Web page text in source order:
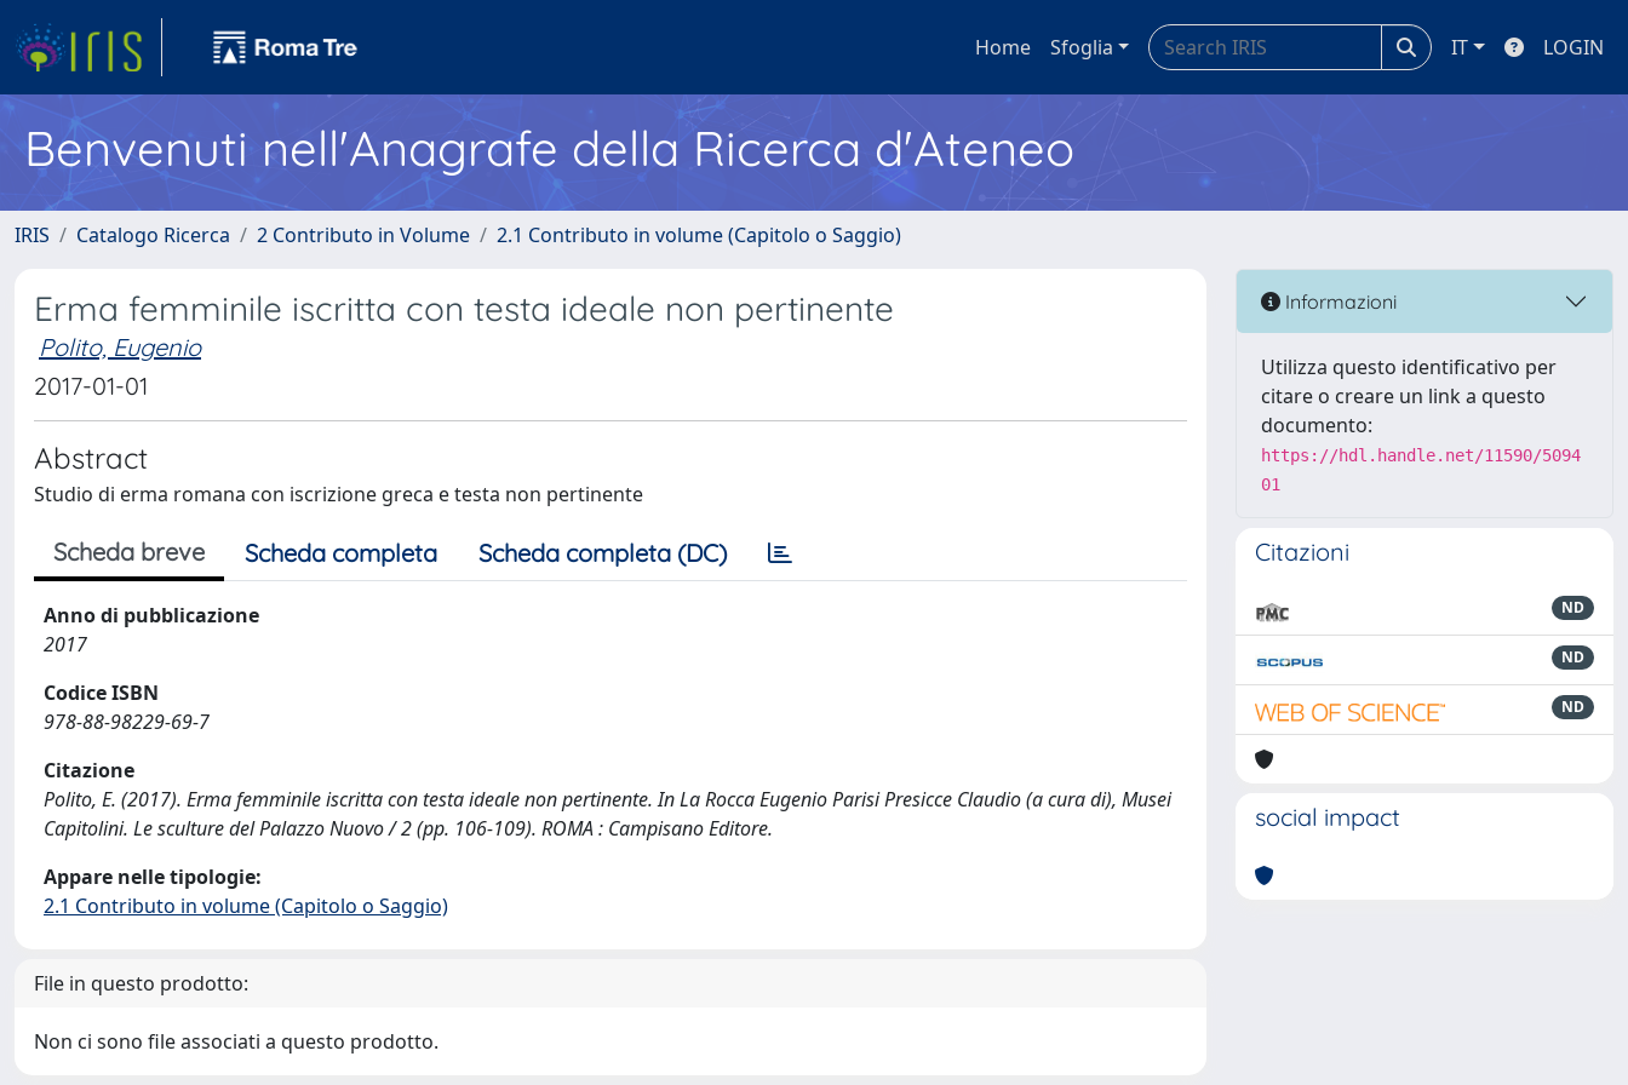
Home Sfoglia IT LOGIN
Benvenuti nell'Anagrafe della Ricerca d'Ateneo
IRIS Catalogo Ricerca 2 Contributo in Volume 2.1 Contributo in volume (Capitolo o Saggio)
Erma femminile iscritta con testa ideale non pertinente
Polito, Eugenio
2017-01-01
Abstract
Studio di erma romana con iscrizione greca e testa non pertinente
Scheda breve Scheda completa Scheda completa (DC)
Anno di pubblicazione
2017
Codice ISBN
978-88-98229-69-7
Citazione
Polito, E. (2017). Erma femminile iscritta con testa ideale non pertinente. In La Rocca Eugenio Parisi Presicce Claudio (a cura di), Musei
Capitolini. Le sculture del Palazzo Nuovo / 2 (pp. 106-109). ROMA : Campisano Editore.
Appare nelle tipologie:
2.1 Contributo in volume (Capitolo o Saggio)
File in questo prodotto:
Non ci sono file associati a questo prodotto.
Informazioni
Utilizza questo identificativo per
citare o creare un link a questo
documento:
https://hdl.handle.net/11590/5094
01
Citazioni
ND
ND
ND
social impact